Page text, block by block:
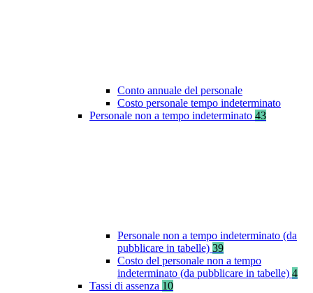
Conto annuale del personale
Costo personale tempo indeterminato
Personale non a tempo indeterminato 43
Personale non a tempo indeterminato (da
pubblicare in tabelle) 39
Costo del personale non a tempo
indeterminato (da pubblicare in tabelle) 4
Tassi di assenza 10